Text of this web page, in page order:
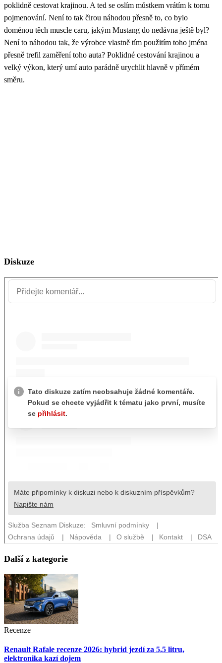
poklidně cestovat krajinou. A ted se oslím můstkem vrátím k tomu
pojmenování. Není to tak čirou náhodou přesně to, co bylo
doménou těch muscle caru, jakým Mustang do nedávna ještě byl?
Není to náhodou tak, že výrobce vlastně tím použitím toho jména
přesně trefil zaměření toho auta? Poklidné cestování krajinou a
velký výkon, který umí auto parádně urychlit hlavně v přímém
směru.
Diskuze
Další z kategorie
Recenze
Renault Rafale recenze 2026: hybrid jezdí za 5,5 litru,
elektronika kazí dojem